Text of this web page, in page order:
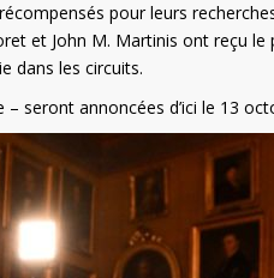
pour leurs
et John M. Martinis ont reçu le
dans les circuits.
seront annoncées d’ici le 13